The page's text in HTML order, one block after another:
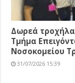
Δωρεά
Τμήμα
Νοσοκομείου
31/07/2026 15:39